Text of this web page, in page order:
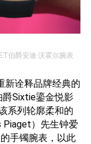
伯爵安迪·沃霍尔腕表
新诠释品牌经典的
爵Sixtie鎏金悦影
系列轮廓柔和的
Piaget）先生钟爱
手镯腕表，以此